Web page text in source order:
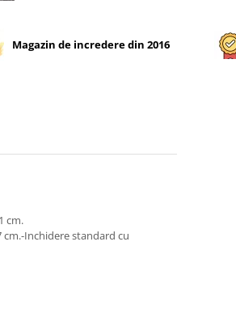
Magazin de incredere din 2016
cm.
Inchidere standard cu